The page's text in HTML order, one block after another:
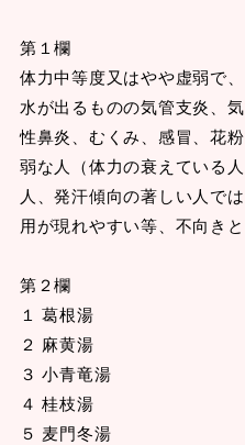
第１欄
体力中等度又はやや虚弱で
水が出るものの気管支炎、
性鼻炎、むくみ、感冒、花
弱な人（体力の衰えている
人、発汗傾向の著しい人で
用が現れやすい等、不向きと
第２欄
１ 葛根湯
２ 麻黄湯
３ 小青竜湯
４ 桂枝湯
５ 麦門冬湯